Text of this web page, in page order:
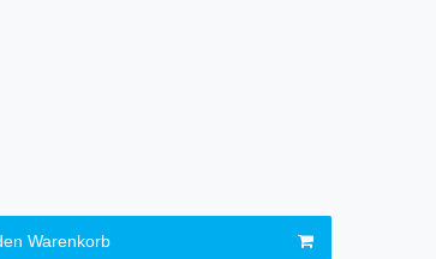
Warenkorb